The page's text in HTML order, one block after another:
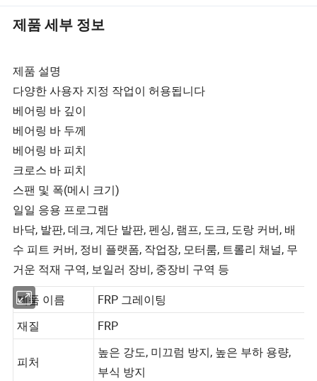
제품 세부 정보
제품 설명
다양한 사용자 지정 작업이 허용됩니다
베어링 바 깊이
베어링 바 두께
베어링 바 피치
크로스 바 피치
스팬 및 폭(메시 크기)
일일 응용 프로그램
바닥, 발판, 데크, 계단 발판, 펜싱, 램프, 도크, 도랑 커버, 배
수 피트 커버, 정비 플랫폼, 작업장, 모터룸, 트롤리 채널, 무
거운 적재 구역, 보일러 장비, 중장비 구역 등
제품 이름 FRP 그레이팅
재질 FRP
높은 강도, 미끄럼 방지, 높은 부하 용량,